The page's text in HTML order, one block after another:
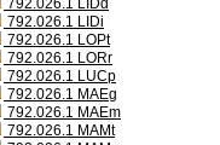
792.026.1 LIDd
792.026.1 LIDi
792.026.1 LOPt
792.026.1 LORr
792.026.1 LUCp
792.026.1 MAEg
792.026.1 MAEm
792.026.1 MAMt